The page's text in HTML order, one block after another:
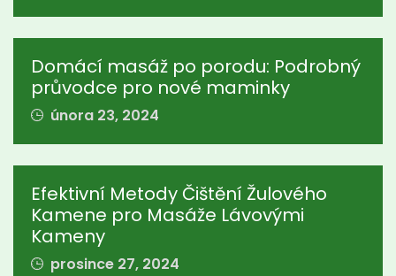
Domácí masáž po porodu: Podrobný
průvodce pro nové maminky
února 23, 2024
Efektivní Metody Čištění Žulového
Kamene pro Masáže Lávovými
Kameny
prosince 27, 2024